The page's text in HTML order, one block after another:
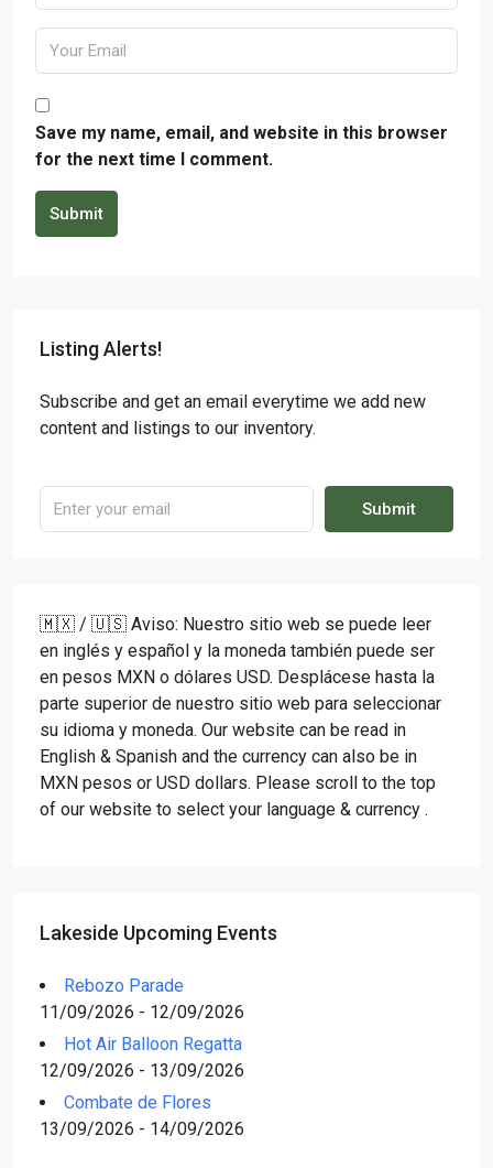
Save my name, email, and website in this browser
for the next time I comment.
Submit
Listing Alerts!
Subscribe and get an email everytime we add new
content and listings to our inventory.
Submit
🇲🇽 / 🇺🇸 Aviso: Nuestro sitio web se puede leer
en inglés y español y la moneda también puede ser
en pesos MXN o dólares USD. Desplácese hasta la
parte superior de nuestro sitio web para seleccionar
su idioma y moneda. Our website can be read in
English & Spanish and the currency can also be in
MXN pesos or USD dollars. Please scroll to the top
of our website to select your language & currency .
Lakeside Upcoming Events
Rebozo Parade
11/09/2026 - 12/09/2026
Hot Air Balloon Regatta
12/09/2026 - 13/09/2026
Combate de Flores
13/09/2026 - 14/09/2026